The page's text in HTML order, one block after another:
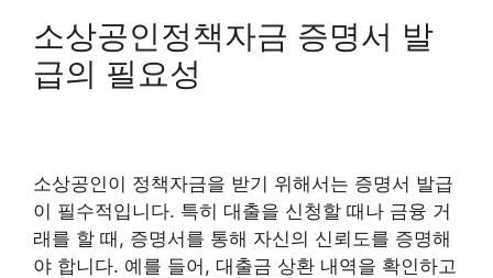
소상공인정책자금 증명서 발
급의 필요성
소상공인이 정책자금을 받기 위해서는 증명서 발급
이 필수적입니다. 특히 대출을 신청할 때나 금융 거
래를 할 때, 증명서를 통해 자신의 신뢰도를 증명해
야 합니다. 예를 들어, 대출금 상환 내역을 확인하고